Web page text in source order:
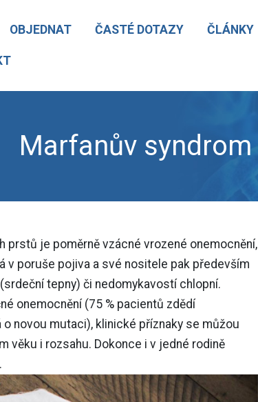
OBJEDNAT ČASTÉ DOTAZY ČLÁNKY
Marfanův syndrom
je poměrně vzácné vrozené onemocnění,
v poruše pojiva a své nositele pak především
tepny) či nedomykavostí chlopní.
onemocnění (75 % pacientů zdědí
novou mutaci), klinické příznaky se můžou
věku i rozsahu. Dokonce i v jedné rodině